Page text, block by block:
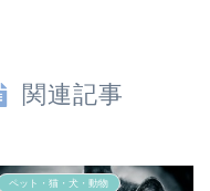
関連記事
ペット・猫・犬・動物